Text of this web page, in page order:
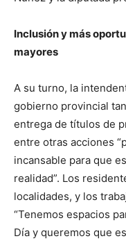
Inclusión y más
mayores
A su turno, la
gobierno provincial
entrega de títulos de
entre otras acciones
incansable para que
realidad”. Los
localidades, y los
“Tenemos espacios
Día y queremos que